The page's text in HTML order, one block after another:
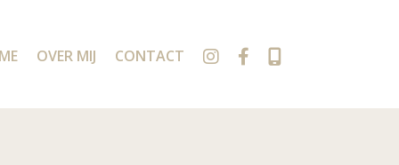
OVER MIJ CONTACT